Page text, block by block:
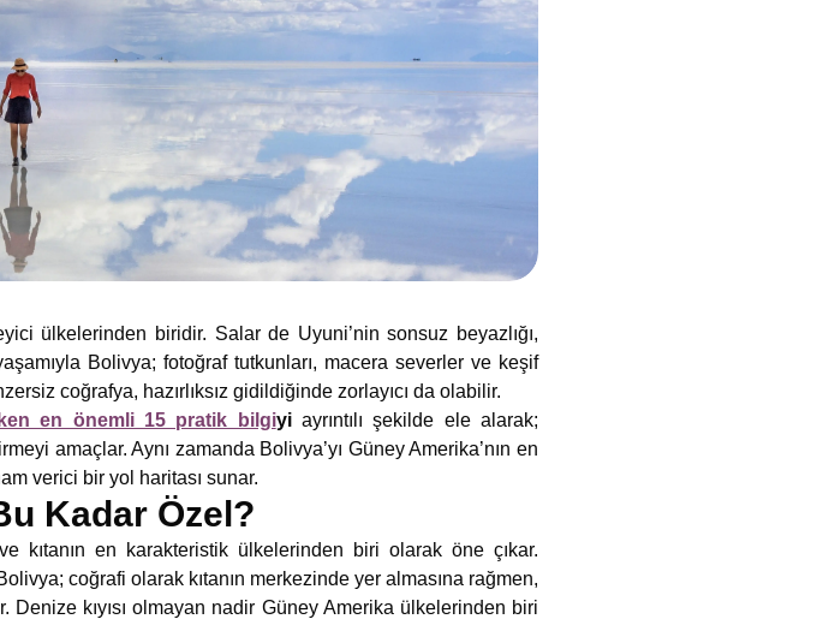
ülkelerinden biridir. Salar de Uyuni’nin sonsuz beyazlığı,
Bolivya; fotoğraf tutkunları, macera severler ve keşif
coğrafya, hazırlıksız gidildiğinde zorlayıcı da olabilir.
en önemli 15 pratik bilgiyiayrıntılı şekilde ele alarak;
amaçlar. Aynı zamanda Bolivya’yı Güney Amerika’nın en
verici bir yol haritası sunar.
Kadar Özel?
kıtanın en karakteristik ülkelerinden biri olarak öne çıkar.
coğrafi olarak kıtanın merkezinde yer almasına rağmen,
kıyısı olmayan nadir Güney Amerika ülkelerinden biri